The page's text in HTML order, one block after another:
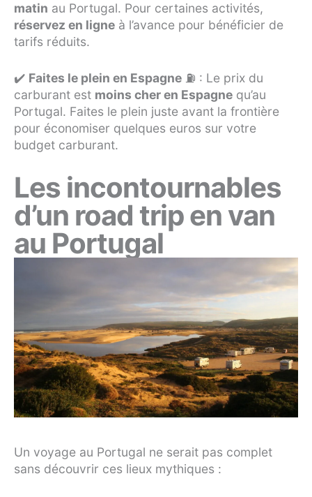
matin au Portugal. Pour certaines activités,
réservez en ligne à l’avance pour bénéficier de
tarifs réduits.
✔️ Faites le plein en Espagne ⛽ : Le prix du
carburant est moins cher en Espagne qu’au
Portugal. Faites le plein juste avant la frontière
pour économiser quelques euros sur votre
budget carburant.
Les incontournables
d’un road trip en van
au Portugal
Un voyage au Portugal ne serait pas complet
sans découvrir ces lieux mythiques :